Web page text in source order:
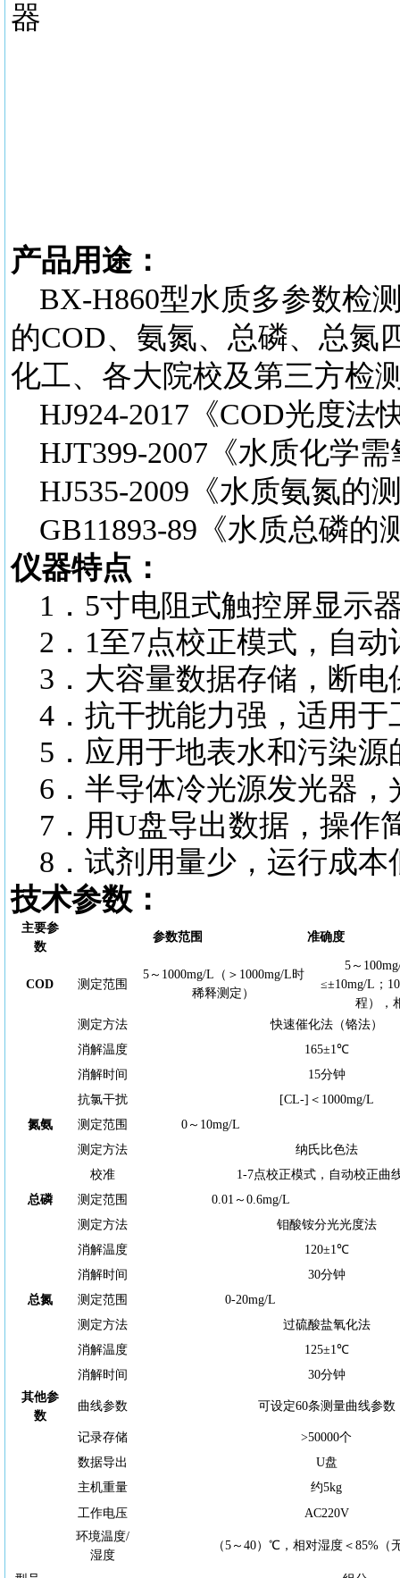
器
产品用途：
BX-H860型水质多参数检
的COD、氨氮、总磷、总氮
化工、各大院校及第三方检
HJ924-2017《COD光度
HJT399-2007《水质化学
HJ535-2009《水质氨氮的
GB11893-89《水质总磷
仪器特点：
1．5寸电阻式触控屏显示
2．1至7点校正模式，自
3．大容量数据存储，断
4．抗干扰能力强，适用于
5．应用于地表水和污染源
6．半导体冷光源发光器
7．用U盘导出数据，操作
8．试剂用量少，运行成
技术参数：
主要参
数
参数范围 准确度
COD 测定范围
5～1000mg/L（＞1000mg/L时
稀释测定）
5～
≤±10mg/L；
程），
测定方法
快速催化法（铬法）
消解温度
165±1℃
消解时间
15分钟
抗氯干扰
[CL-]＜1000mg/L
氮氨
测定范围
0～10mg/L
测定方法
纳氏比色法
校准
1-7点校正模式，自动校正曲
总磷
测定范围
0.01～0.6mg/L
测定方法
钼酸铵分光光度法
消解温度
120±1℃
消解时间
30分钟
总氮
测定范围
0-20mg/L
测定方法
过硫酸盐氧化法
消解温度
125±1℃
消解时间
30分钟
其他参
数
曲线参数 可设定60条测量曲线参数
记录存储
>50000个
数据导出
U盘
主机重量
约5kg
工作电压
AC220V
环境温度/
湿度
（5～40）℃，相对湿度＜85%（